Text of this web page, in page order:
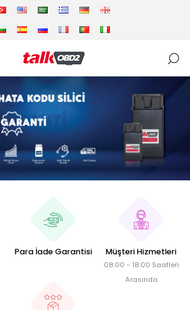
Para İade Garantisi Müşteri Hizmetleri
08:00 - 18:00 Saatleri
Arasında